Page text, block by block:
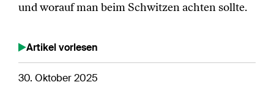
und worauf man beim Schwitzen achten sollte.
Artikel vorlesen
30. Oktober 2025